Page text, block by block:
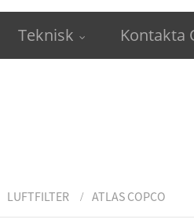
Teknisk Kontakta
LUFTFILTER ATLAS COPCO